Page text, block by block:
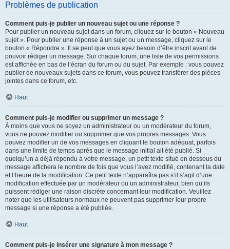
Problèmes de publication
Comment puis-je publier un nouveau sujet ou une réponse ?
Pour publier un nouveau sujet dans un forum, cliquez sur le bouton « Nouveau
sujet ». Pour publier une réponse à un sujet ou un message, cliquez sur le
bouton « Répondre ». Il se peut que vous ayez besoin d’être inscrit avant de
pouvoir rédiger un message. Sur chaque forum, une liste de vos permissions
est affichée en bas de l’écran du forum ou du sujet. Par exemple : vous pouvez
publier de nouveaux sujets dans ce forum, vous pouvez transférer des pièces
jointes dans ce forum, etc.
Haut
Comment puis-je modifier ou supprimer un message ?
À moins que vous ne soyez un administrateur ou un modérateur du forum,
vous ne pouvez modifier ou supprimer que vos propres messages. Vous
pouvez modifier un de vos messages en cliquant le bouton adéquat, parfois
dans une limite de temps après que le message initial ait été publié. Si
quelqu’un a déjà répondu à votre message, un petit texte situé en dessous du
message affichera le nombre de fois que vous l’avez modifié, contenant la date
et l’heure de la modification. Ce petit texte n’apparaîtra pas s’il s’agit d’une
modification effectuée par un modérateur ou un administrateur, bien qu’ils
puissent rédiger une raison discrète concernant leur modification. Veuillez
noter que les utilisateurs normaux ne peuvent pas supprimer leur propre
message si une réponse a été publiée.
Haut
Comment puis-je insérer une signature à mon message ?